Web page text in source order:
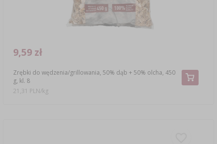
Zrębki do wędzenia/grillowania, 50% dąb + 50% olcha, 450
g, kl. 8
9,59 zł
21,31 PLN/kg